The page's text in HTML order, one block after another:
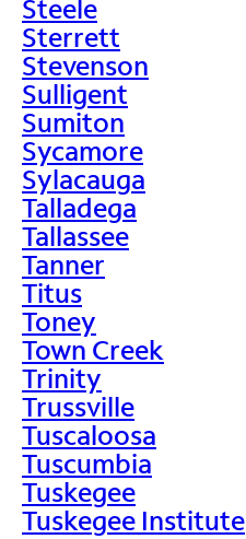
Steele
Sterrett
Stevenson
Sulligent
Sumiton
Sycamore
Sylacauga
Talladega
Tallassee
Tanner
Titus
Toney
Town Creek
Trinity
Trussville
Tuscaloosa
Tuscumbia
Tuskegee
Tuskegee Institute